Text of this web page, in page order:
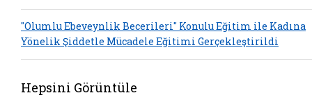
"Olumlu Ebeveynlik Becerileri" Konulu Eğitim ile Kadına
Yönelik Şiddetle Mücadele Eğitimi Gerçekleştirildi
Hepsini Görüntüle